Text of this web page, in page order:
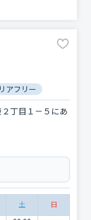
アフリー
丁目１－５にあ
土 日